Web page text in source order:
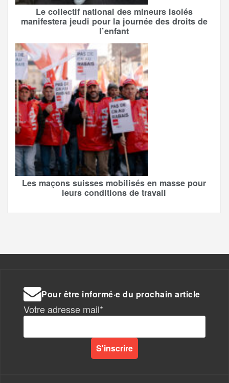
Le collectif national des mineurs isolés
manifestera jeudi pour la journée des droits de
l’enfant
Les maçons suisses mobilisés en masse pour
leurs conditions de travail
Pour être informé·e du prochain article
Votre adresse mail*